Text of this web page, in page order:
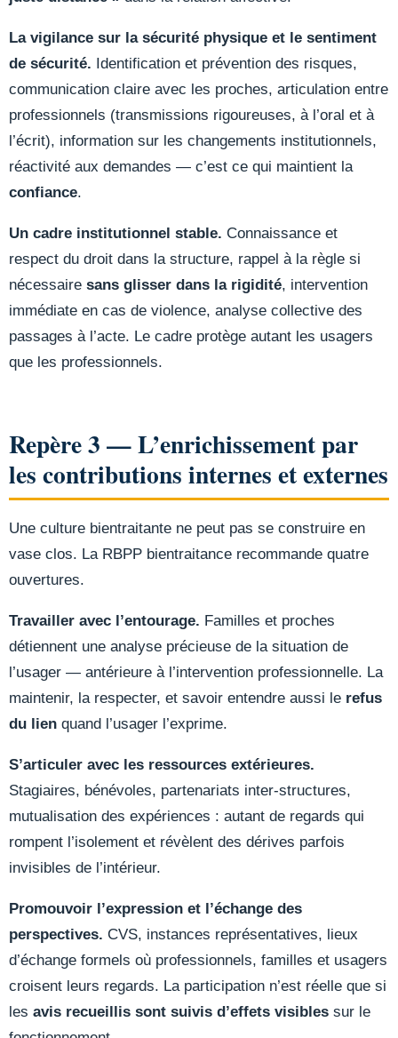
La vigilance sur la sécurité physique et le sentiment
de sécurité. Identification et prévention des risques,
communication claire avec les proches, articulation entre
professionnels (transmissions rigoureuses, à l’oral et à
l’écrit), information sur les changements institutionnels,
réactivité aux demandes — c’est ce qui maintient la
confiance.
Un cadre institutionnel stable. Connaissance et
respect du droit dans la structure, rappel à la règle si
nécessaire sans glisser dans la rigidité, intervention
immédiate en cas de violence, analyse collective des
passages à l’acte. Le cadre protège autant les usagers
que les professionnels.
Repère 3 — L’enrichissement par
les contributions internes et externes
Une culture bientraitante ne peut pas se construire en
vase clos. La RBPP bientraitance recommande quatre
ouvertures.
Travailler avec l’entourage. Familles et proches
détiennent une analyse précieuse de la situation de
l’usager — antérieure à l’intervention professionnelle. La
maintenir, la respecter, et savoir entendre aussi le refus
du lien quand l’usager l’exprime.
S’articuler avec les ressources extérieures.
Stagiaires, bénévoles, partenariats inter-structures,
mutualisation des expériences : autant de regards qui
rompent l’isolement et révèlent des dérives parfois
invisibles de l’intérieur.
Promouvoir l’expression et l’échange des
perspectives. CVS, instances représentatives, lieux
d’échange formels où professionnels, familles et usagers
croisent leurs regards. La participation n’est réelle que si
les avis recueillis sont suivis d’effets visibles sur le